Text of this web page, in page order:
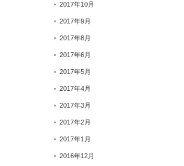
2017年10月
2017年9月
2017年8月
2017年6月
2017年5月
2017年4月
2017年3月
2017年2月
2017年1月
2016年12月